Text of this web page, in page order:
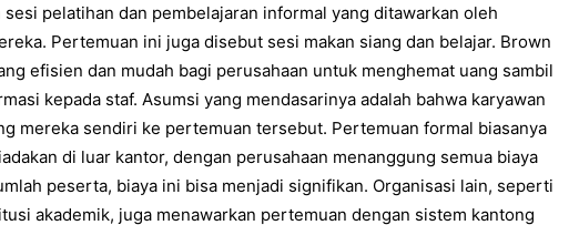
pelatihan dan pembelajaran informal yang ditawarkan oleh
Pertemuan ini juga disebut sesi makan siang dan belajar. Brown
efisien dan mudah bagi perusahaan untuk menghemat uang sambil
kepada staf. Asumsi yang mendasarinya adalah bahwa karyawan
mereka sendiri ke pertemuan tersebut. Pertemuan formal biasanya
di luar kantor, dengan perusahaan menanggung semua biaya
peserta, biaya ini bisa menjadi signifikan. Organisasi lain, seperti
akademik, juga menawarkan pertemuan dengan sistem kantong